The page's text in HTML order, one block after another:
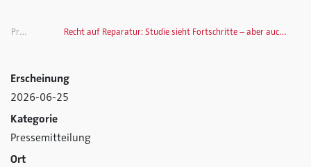
Presse Recht auf Reparatur: Studie sieht Fortschritte – aber auch klare Grenzen
Erscheinung
2026-06-25
Kategorie
Pressemitteilung
Ort